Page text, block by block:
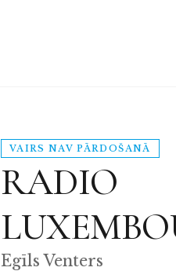
VAIRS NAV PĀRDOŠANĀ
RADIO
Egīls Venters